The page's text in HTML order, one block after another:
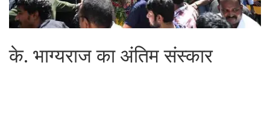
के. भाग्यराज का अंतिम संस्कार